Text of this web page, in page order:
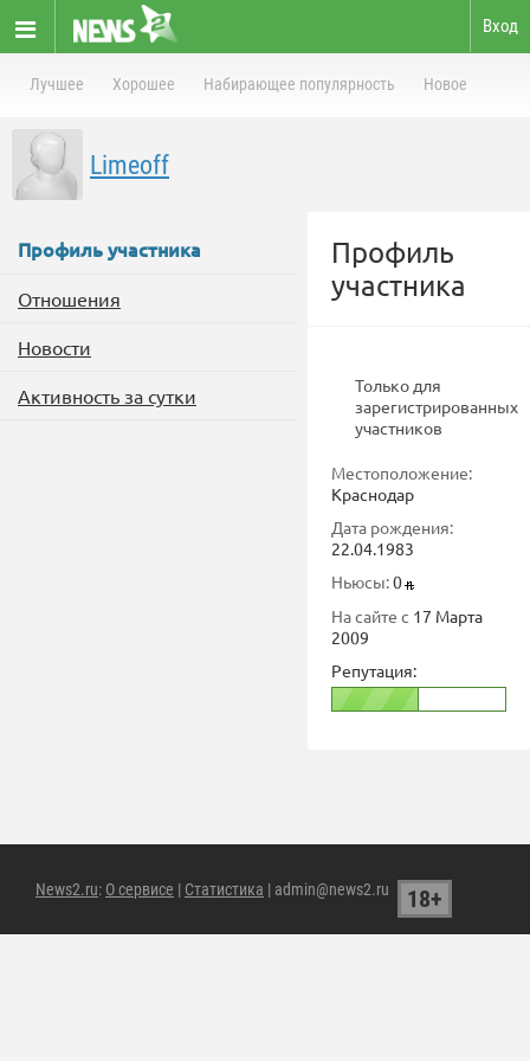
Вход
Лучшее Хорошее Набирающее популярность Новое
Limeoff
Профиль участника
Отношения
Новости
Активность за сутки
Профиль
участника
Только для
зарегистрированных
участников
Местоположение:
Краснодар
Дата рождения:
22.04.1983
Ньюсы:0
На сайте с 17 Марта
2009
Репутация:
News2.ru: О сервисе | Статистика | admin@news2.ru 18+